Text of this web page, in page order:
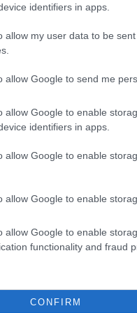
identifiers in apps.
allow my user data to be
allow Google to send me
allow Google to enable
identifiers in apps.
allow Google to enable
allow Google to enable
allow Google to enable
functionality and fraud
CONFIRM
3 ζώδια